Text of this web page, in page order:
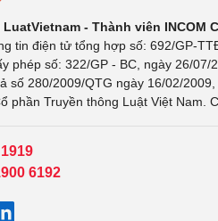
- Thành viên INCOM
tin điện tử tổng hợp số: 692/GP-
phép số: 322/GP - BC, ngày 26/
số 280/2009/QTG ngày 16/02/
phần Truyền thông Luật Việt Nam.
6192